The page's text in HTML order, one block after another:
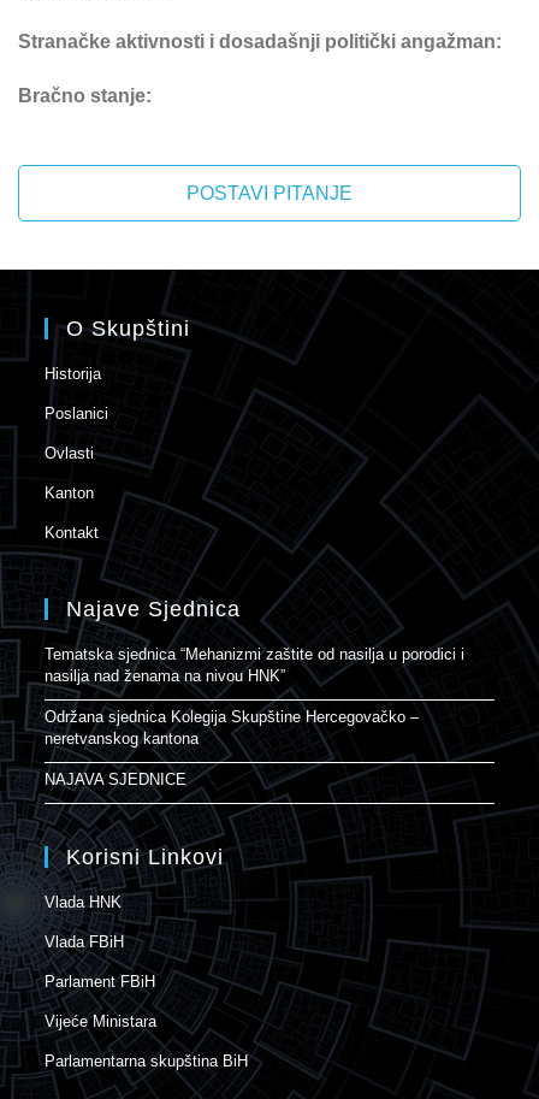
Stranačke aktivnosti i dosadašnji politički angažman:
Bračno stanje:
POSTAVI PITANJE
O Skupštini
Historija
Poslanici
Ovlasti
Kanton
Kontakt
Najave Sjednica
Tematska sjednica “Mehanizmi zaštite od nasilja u porodici i
nasilja nad ženama na nivou HNK”
Održana sjednica Kolegija Skupštine Hercegovačko –
neretvanskog kantona
NAJAVA SJEDNICE
Korisni Linkovi
Vlada HNK
Vlada FBiH
Parlament FBiH
Vijeće Ministara
Parlamentarna skupština BiH